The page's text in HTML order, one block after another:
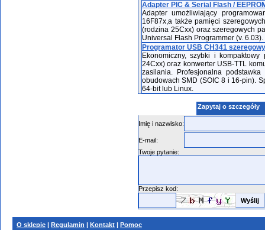
Adapter PIC & Serial Flash /
Adapter umożliwiający
16F87x,a także pamięci
(rodzina 25Cxx) oraz szeregowych
Universal Flash Programmer (v. 6.03).
Programator USB CH341
Ekonomiczny, szybki i
24Cxx) oraz konwerter USB-TTL
zasilania. Profesjonalna
obudowach SMD (SOIC 8 i 16-pin).
64-bit lub Linux.
Zapytaj o szczegóły
Imię i nazwisko:
E-mail:
Twoje pytanie:
Przepisz kod:
O sklepie | Regulamin | Kontakt | Pomoc